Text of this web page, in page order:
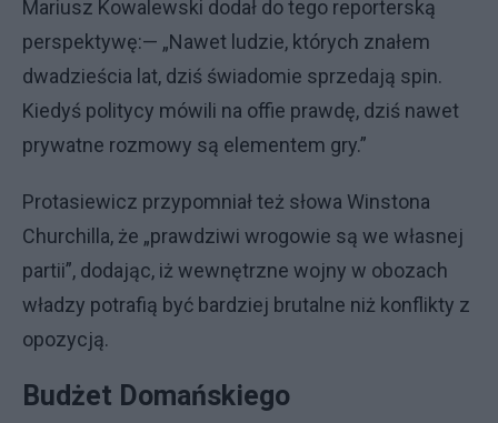
Mariusz Kowalewski dodał do tego reporterską
perspektywę:— „Nawet ludzie, których znałem
dwadzieścia lat, dziś świadomie sprzedają spin.
Kiedyś politycy mówili na offie prawdę, dziś nawet
prywatne rozmowy są elementem gry.”
Protasiewicz przypomniał też słowa Winstona
Churchilla, że „prawdziwi wrogowie są we własnej
partii”, dodając, iż wewnętrzne wojny w obozach
władzy potrafią być bardziej brutalne niż konflikty z
opozycją.
Budżet Domańskiego